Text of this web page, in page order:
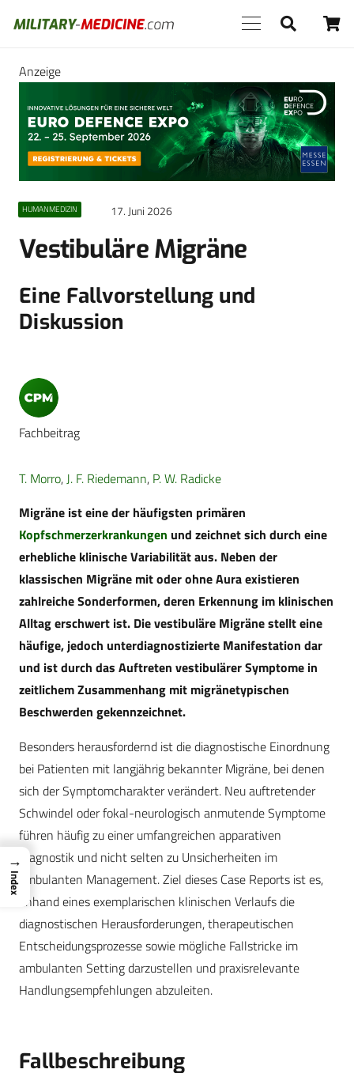
Anzeige
HUMANMEDIZIN 17. Juni 2026
Vestibuläre Migräne
Eine Fallvorstellung und
Diskussion
Fachbeitrag
T. Morro,J. F. Riedemann, P. W. Radicke
Migräne ist eine der häufigsten primären
Kopfschmerzerkrankungen und zeichnet sich durch eine
erhebliche klinische Variabilität aus. Neben der
klassischen Migräne mit oder ohne Aura existieren
zahlreiche Sonderformen, deren Erkennung im klinischen
Alltag erschwert ist. Die vestibuläre Migräne stellt eine
häufige, jedoch unterdiagnostizierte Manifestation dar
und ist durch das Auftreten vestibulärer Symptome in
zeitlichem Zusammenhang mit migränetypischen
Beschwerden gekennzeichnet.
Besonders herausfordernd ist die diagnostische Einordnung
bei Patienten mit langjährig bekannter Migräne, bei denen
sich der Symptomcharakter verändert. Neu auftretender
Schwindel oder fokal-neurologisch anmutende Symptome
führen häufig zu einer umfangreichen apparativen
Diagnostik und nicht selten zu Unsicherheiten im
ambulanten Management. Ziel dieses Case Reports ist es,
anhand eines exemplarischen klinischen Verlaufs die
diagnostischen Herausforderungen, therapeutischen
Entscheidungsprozesse sowie mögliche Fallstricke im
ambulanten Setting darzustellen und praxisrelevante
Handlungsempfehlungen abzuleiten.
Fallbeschreibung
→
Index